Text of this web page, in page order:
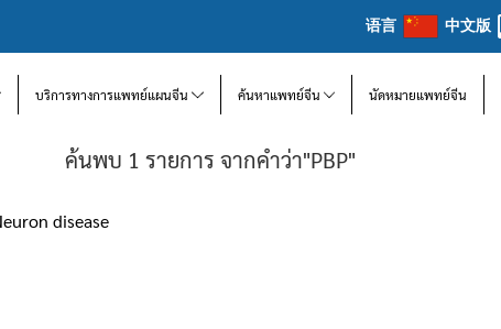
语言 中文版
บริการทางการแพทย์แผนจีน ค้นหาแพทย์จีน นัดหมายแพทย์จีน
ค้นพบ 1 รายการ จากคำว่า"PBP"
disease